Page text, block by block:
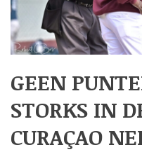
GEEN
STORKS IN
CURAÇAO